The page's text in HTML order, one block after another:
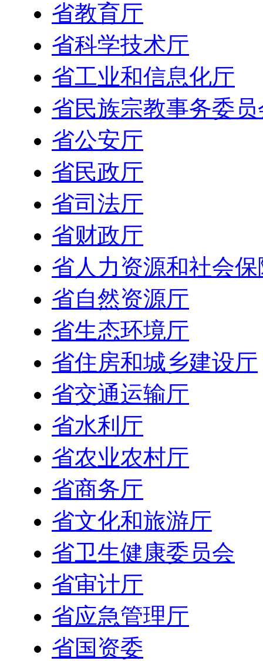
省教育厅
省科学技术厅
省工业和信息化厅
省民族宗教事务委员
省公安厅
省民政厅
省司法厅
省财政厅
省人力资源和社会
省自然资源厅
省生态环境厅
省住房和城乡建设厅
省交通运输厅
省水利厅
省农业农村厅
省商务厅
省文化和旅游厅
省卫生健康委员会
省审计厅
省应急管理厅
省国资委